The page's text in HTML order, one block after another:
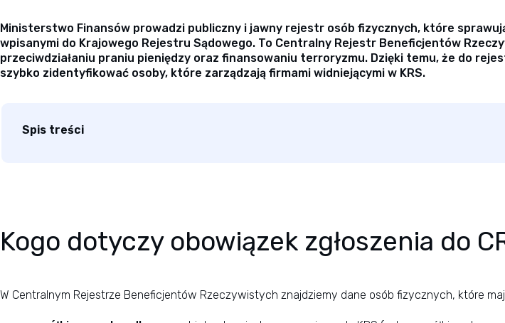
Ministerstwo Finansów prowadzi publiczny i jawny rejestr osób fizycznych, które
wpisanymi do Krajowego Rejestru Sądowego. To Centralny Rejestr Beneficjentów
przeciwdziałaniu praniu pieniędzy oraz finansowaniu terroryzmu. Dzięki temu, że do
szybko zidentyfikować osoby, które zarządzają firmami widniejącymi w KRS.
Spis treści
Kogo dotyczy obowiązek zgłoszenia do
W Centralnym Rejestrze Beneficjentów Rzeczywistych znajdziemy dane osób fizycznych, które